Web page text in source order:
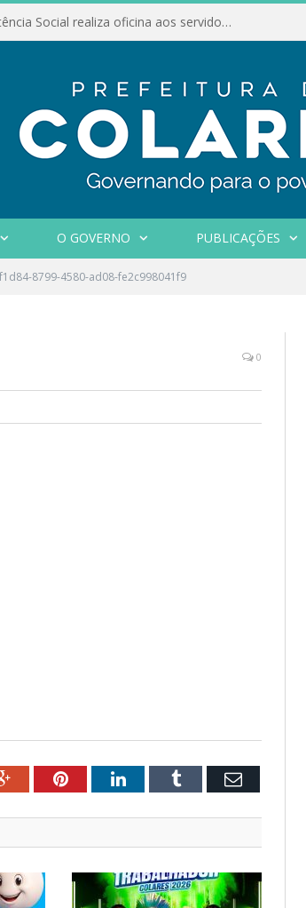
Conselho Municipal de Assistência Social realiza oficina aos servidores
O GOVERNO PUBLICAÇÕES
8799-4580-ad08-fe2c998041f9
0
Google+PinterestLinkedInTumblr Email